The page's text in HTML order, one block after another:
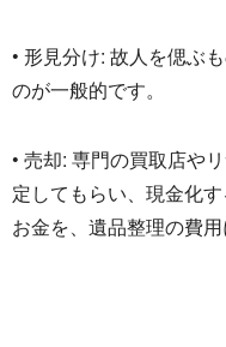
• 形見分け: 故人を偲ぶ
のが一般的です。
• 売却: 専門の買取店や
定してもらい、 現金化
お金を、 遺品整理の費用